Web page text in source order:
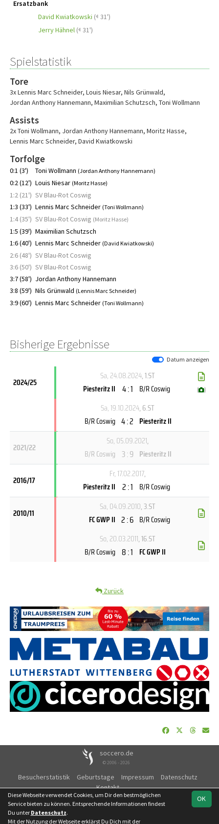
Ersatzbank
David Kwiatkowski ( 31')
Jerry Hähnel ( 31')
Spielstatistik
Tore
3x Lennis Marc Schneider, Louis Niesar, Nils Grünwald,
Jordan Anthony Hannemann, Maximilian Schutzsch, Toni Wollmann
Assists
2x Toni Wollmann, Jordan Anthony Hannemann, Moritz Hasse,
Lennis Marc Schneider, David Kwiatkowski
Torfolge
0:1 (3') Toni Wollmann (Jordan Anthony Hannemann)
0:2 (12') Louis Niesar (Moritz Hasse)
1:2 (21') SV Blau-Rot Coswig
1:3 (33') Lennis Marc Schneider (Toni Wollmann)
1:4 (35') SV Blau-Rot Coswig (Moritz Hasse)
1:5 (39') Maximilian Schutzsch
1:6 (40') Lennis Marc Schneider (David Kwiatkowski)
2:6 (48') SV Blau-Rot Coswig
3:6 (50') SV Blau-Rot Coswig
3:7 (58') Jordan Anthony Hannemann
3:8 (59') Nils Grünwald (Lennis Marc Schneider)
3:9 (60') Lennis Marc Schneider (Toni Wollmann)
Bisherige Ergebnisse
Datum anzeigen
2024/25
Sa, 24.08.2024, 1.ST
Piesteritz II 4 : 1 B/R Coswig ( )
Sa, 19.10.2024, 6.ST
B/R Coswig 4 : 2 Piesteritz II
2021/22
So, 05.09.2021,
B/R Coswig 3 : 9 Piesteritz II
2016/17
Fr, 17.02.2017,
Piesteritz II 2 : 1 B/R Coswig
2010/11
Sa, 04.09.2010, 3.ST
FC GWP II 2 : 6 B/R Coswig
So, 20.03.2011, 16.ST
B/R Coswig 8 : 1 FC GWP II
Zurück
soccero.de
© 2006 - 2026
Besucherstatistik Geburtstage Impressum
Datenschutz
Kontakt
OK
Diese Webseite verwendet Cookies, um Dir den bestmöglichen
Service bieten zu können. Entsprechende Informationen findest
Du unter Datenschutz.
Mit der Nutzung der Webseite erklärst Du Dich mit der